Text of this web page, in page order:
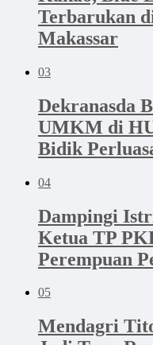
Terbarukan
Makassar
03
Dekranasda
UMKM di
Bidik
04
Dampingi
Ketua TP
Perempuan
05
Mendagri